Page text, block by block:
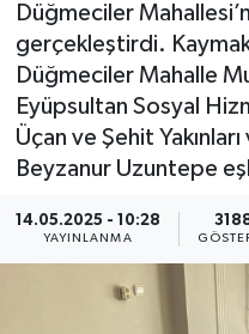
Düğmeciler
gerçekleştirdi.
Düğmeciler Mahalle
Eyüpsultan Sosyal
Üçan ve Şehit
Beyzanur Uzuntepe
14.05.2025 - 10:28
YAYINLANMA
GÜNDEM
KEMERBURGAZ
KÜLTÜR - SANAT
MAGAZİN
ÖZEL HABER